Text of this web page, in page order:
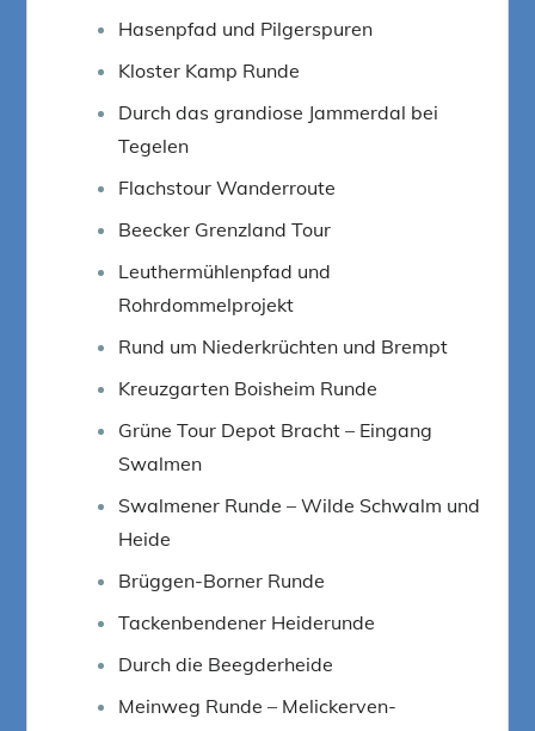
Hasenpfad und Pilgerspuren
Kloster Kamp Runde
Durch das grandiose Jammerdal bei
Tegelen
Flachstour Wanderroute
Beecker Grenzland Tour
Leuthermühlenpfad und
Rohrdommelprojekt
Rund um Niederkrüchten und Brempt
Kreuzgarten Boisheim Runde
Grüne Tour Depot Bracht – Eingang
Swalmen
Swalmener Runde – Wilde Schwalm und
Heide
Brüggen-Borner Runde
Tackenbendener Heiderunde
Durch die Beegderheide
Meinweg Runde – Melickerven-